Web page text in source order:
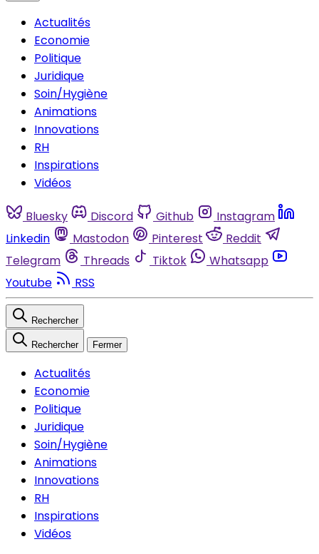
Actualités
Economie
Politique
Juridique
Soin/Hygiène
Animations
Innovations
RH
Inspirations
Vidéos
Bluesky Discord Github
Instagram
Linkedin
Mastodon Pinterest
Reddit
Telegram
Threads Tiktok
Whatsapp
Youtube
RSS
Rechercher
Rechercher Fermer
Actualités
Economie
Politique
Juridique
Soin/Hygiène
Animations
Innovations
RH
Inspirations
Vidéos